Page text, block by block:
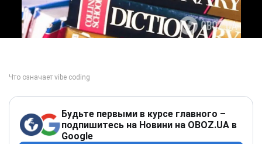
Будьте первыми в курсе главного –
подпишитесь на Новини на OBOZ.UA в
Google